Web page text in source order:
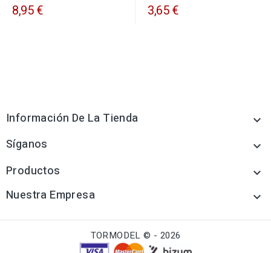
8,95 € 3,65 €
Información De La Tienda 
Síganos 
Productos 
Nuestra Empresa 
TORMODEL © - 2026